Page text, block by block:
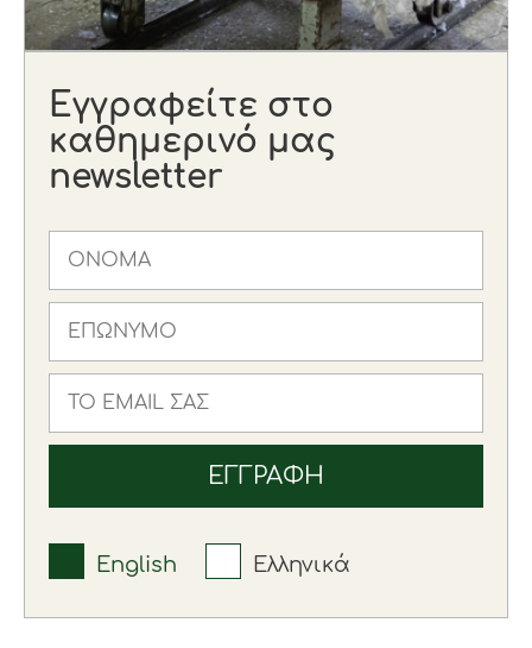
Εγγραφείτε στο
καθημερινό μας
newsletter
English Ελληνικά